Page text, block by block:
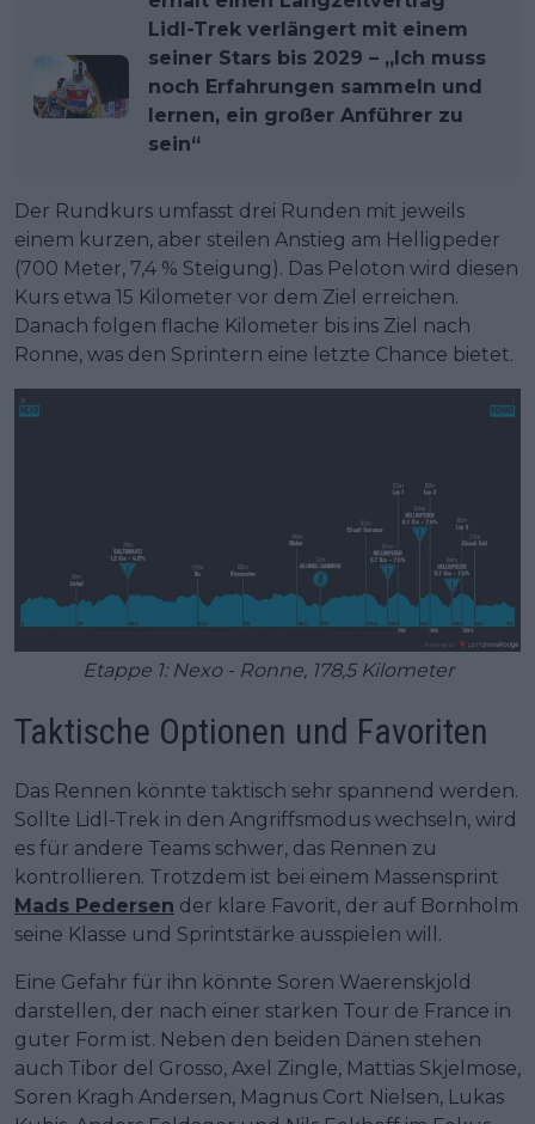
Lidl-Trek verlängert mit einem
seiner Stars bis 2029 – „Ich muss
noch Erfahrungen sammeln und
lernen, ein großer Anführer zu
sein“
Der Rundkurs umfasst drei Runden mit jeweils
einem kurzen, aber steilen Anstieg am Helligpeder
(700 Meter, 7,4 % Steigung). Das Peloton wird diesen
Kurs etwa 15 Kilometer vor dem Ziel erreichen.
Danach folgen flache Kilometer bis ins Ziel nach
Ronne, was den Sprintern eine letzte Chance bietet.
Etappe 1: Nexo - Ronne, 178,5 Kilometer
Taktische Optionen und Favoriten
Das Rennen könnte taktisch sehr spannend werden.
Sollte Lidl-Trek in den Angriffsmodus wechseln, wird
es für andere Teams schwer, das Rennen zu
kontrollieren. Trotzdem ist bei einem Massensprint
Mads Pedersen der klare Favorit, der auf Bornholm
seine Klasse und Sprintstärke ausspielen will.
Eine Gefahr für ihn könnte Soren Waerenskjold
darstellen, der nach einer starken Tour de France in
guter Form ist. Neben den beiden Dänen stehen
auch Tibor del Grosso, Axel Zingle, Mattias Skjelmose,
Soren Kragh Andersen, Magnus Cort Nielsen, Lukas